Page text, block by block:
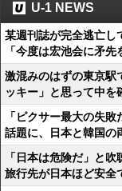
U-1 NEWS
某週刊誌が完全逃亡し
「今度は宏池会に矛先
激混みのはずの東京駅
ッキー」と思って中を
「ピクサー最大の失
話題に、日本と韓国の
「日本は危険だ」と
旅行先が日本ほど安全